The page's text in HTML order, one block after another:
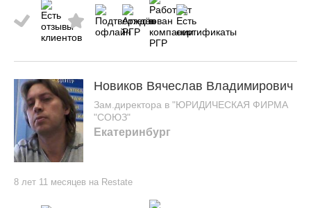
Новиков Вячеслав Владимирович
Зам.директора в "ЮРИДИЧЕСКАЯ ФИРМА
"СОЮЗ"
Екатеринбург
8 лет 11 месяцев на Restate